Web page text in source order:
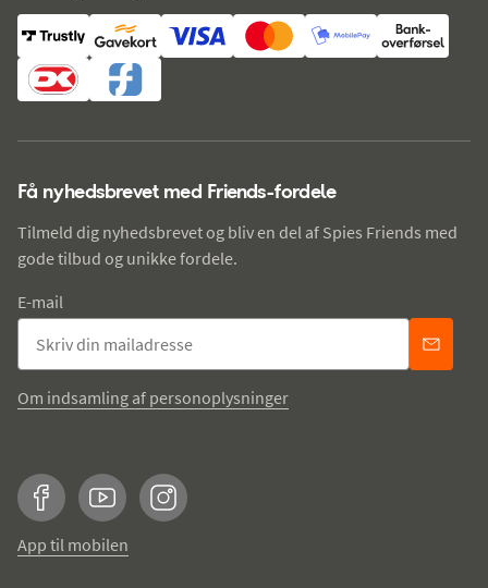
Få nyhedsbrevet med Friends-fordele
Tilmeld dig nyhedsbrevet og bliv en del af Spies Friends med
gode tilbud og unikke fordele.
E-mail
Om indsamling af personoplysninger
FacebookYouTubeInstagram
App til mobilen